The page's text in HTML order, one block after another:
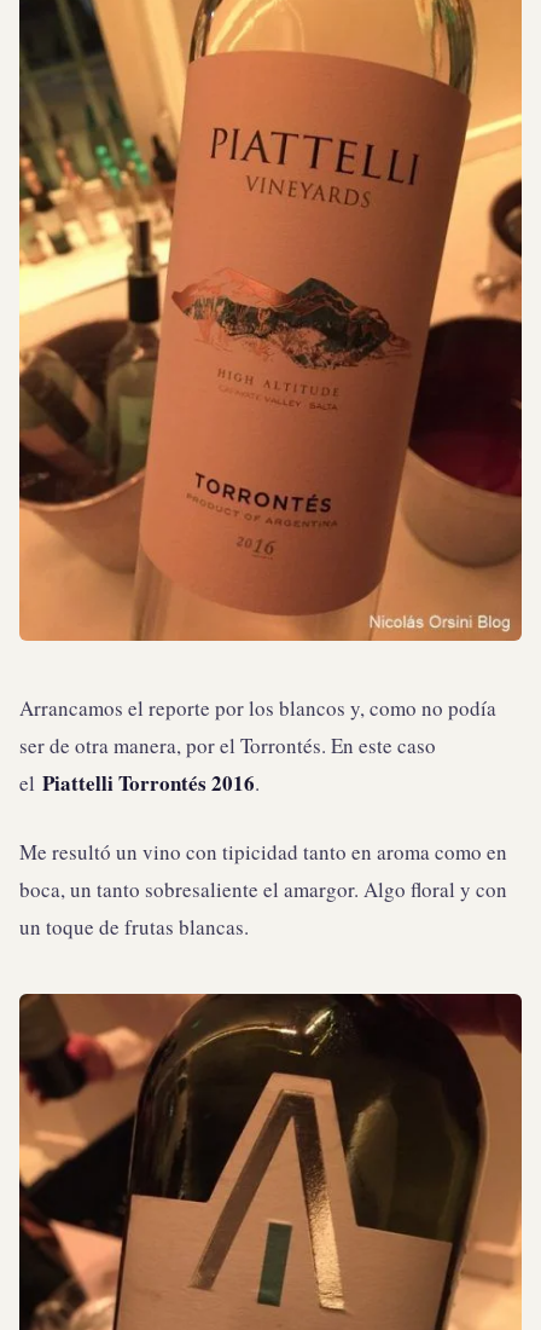
Arrancamos el reporte por los blancos y, como no podía
ser de otra manera, por el Torrontés. En este caso
el Piattelli Torrontés 2016.
Me resultó un vino con tipicidad tanto en aroma como en
boca, un tanto sobresaliente el amargor. Algo floral y con
un toque de frutas blancas.